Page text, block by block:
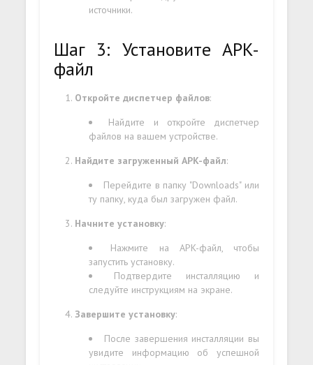
источники.
Шаг 3: Установите APK-
файл
Откройте диспетчер файлов:
Найдите и откройте диспетчер
файлов на вашем устройстве.
Найдите загруженный APK-файл:
Перейдите в папку "Downloads" или
ту папку, куда был загружен файл.
Начните установку:
Нажмите на APK-файл, чтобы
запустить установку.
Подтвердите инсталляцию и
следуйте инструкциям на экране.
Завершите установку:
После завершения инсталляции вы
увидите информацию об успешной